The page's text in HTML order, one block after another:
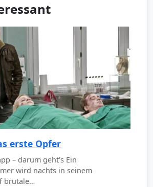
erste Opfer
– darum geht's Ein
wird nachts in seinem
brutale…